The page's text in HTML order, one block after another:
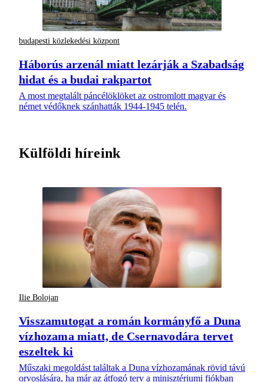
budapesti közlekedési központ
Háborús arzenál miatt lezárják a Szabadság
hidat és a budai rakpartot
A most megtalált páncélöklöket az ostromlott magyar és
német védőknek szánhatták 1944-1945 telén.
Külföldi híreink
Ilie Bolojan
Visszamutogat a román kormányfő a Duna
vízhozama miatt, de Csernavodára tervet
eszeltek ki
Műszaki megoldást találtak a Duna vízhozamának rövid távú
orvoslására, ha már az átfogó terv a minisztériumi fiókban